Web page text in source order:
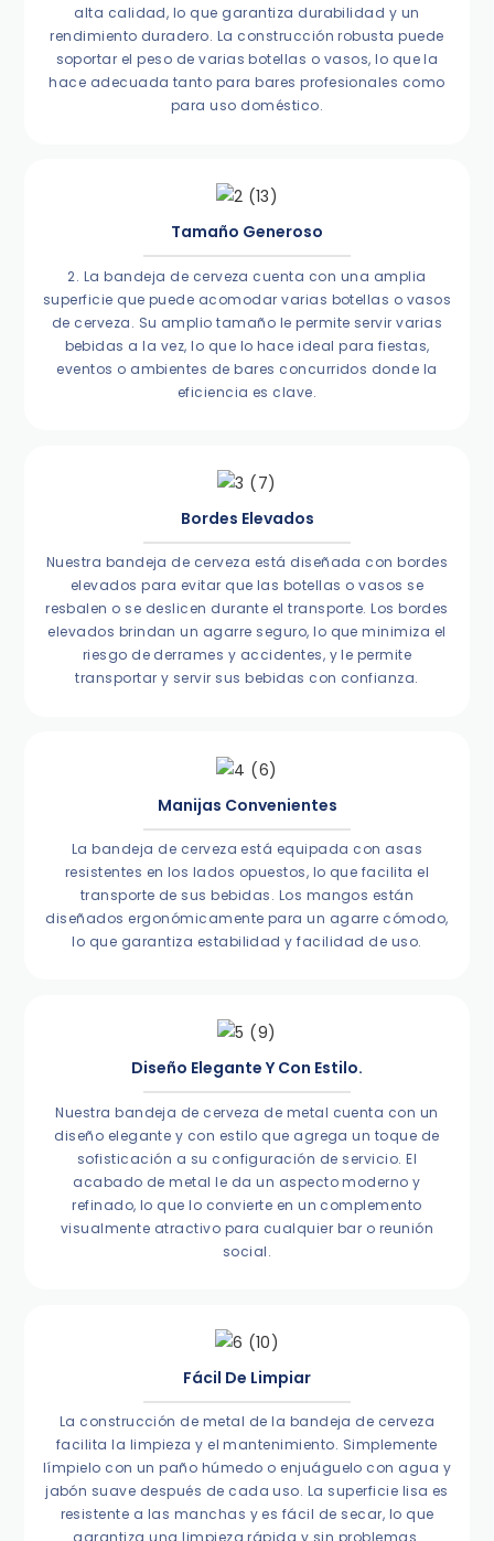
alta calidad, lo que garantiza durabilidad y un
rendimiento duradero. La construcción robusta puede
soportar el peso de varias botellas o vasos, lo que la
hace adecuada tanto para bares profesionales como
para uso doméstico.
Tamaño Generoso
2. La bandeja de cerveza cuenta con una amplia
superficie que puede acomodar varias botellas o vasos
de cerveza. Su amplio tamaño le permite servir varias
bebidas a la vez, lo que lo hace ideal para fiestas,
eventos o ambientes de bares concurridos donde la
eficiencia es clave.
Bordes Elevados
Nuestra bandeja de cerveza está diseñada con bordes
elevados para evitar que las botellas o vasos se
resbalen o se deslicen durante el transporte. Los bordes
elevados brindan un agarre seguro, lo que minimiza el
riesgo de derrames y accidentes, y le permite
transportar y servir sus bebidas con confianza.
Manijas Convenientes
La bandeja de cerveza está equipada con asas
resistentes en los lados opuestos, lo que facilita el
transporte de sus bebidas. Los mangos están
diseñados ergonómicamente para un agarre cómodo,
lo que garantiza estabilidad y facilidad de uso.
Diseño Elegante Y Con Estilo.
Nuestra bandeja de cerveza de metal cuenta con un
diseño elegante y con estilo que agrega un toque de
sofisticación a su configuración de servicio. El
acabado de metal le da un aspecto moderno y
refinado, lo que lo convierte en un complemento
visualmente atractivo para cualquier bar o reunión
social.
Fácil De Limpiar
La construcción de metal de la bandeja de cerveza
facilita la limpieza y el mantenimiento. Simplemente
límpielo con un paño húmedo o enjuáguelo con agua y
jabón suave después de cada uso. La superficie lisa es
resistente a las manchas y es fácil de secar, lo que